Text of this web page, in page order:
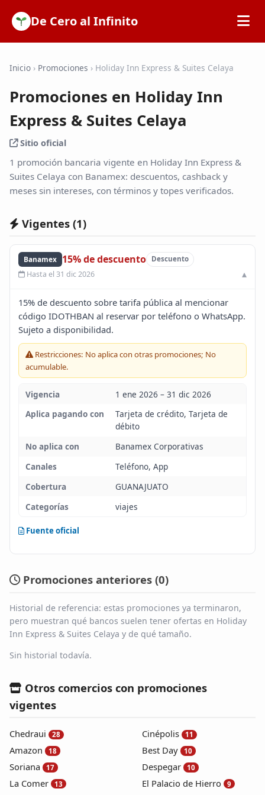
De Cero al Infinito
SOFIPOs
Bancos
Calculadoras
Promociones
Blog
Infinito
Inicio › Promociones › Holiday Inn Express & Suites Celaya
Promociones en Holiday Inn
Express & Suites Celaya
Sitio oficial
1 promoción bancaria vigente en Holiday Inn Express &
Suites Celaya con Banamex: descuentos, cashback y
meses sin intereses, con términos y topes verificados.
Vigentes (1)
Banamex 15% de descuento Descuento
Hasta el 31 dic 2026
15% de descuento sobre tarifa pública al mencionar
código IDOTHBAN al reservar por teléfono o WhatsApp.
Sujeto a disponibilidad.
Restricciones: No aplica con otras promociones; No
acumulable.
Vigencia
1 ene 2026 – 31 dic 2026
Aplica pagando con
Tarjeta de crédito, Tarjeta de
débito
No aplica con
Banamex Corporativas
Canales
Teléfono, App
Cobertura
GUANAJUATO
Categorías
viajes
Fuente oficial
Promociones anteriores (0)
Historial de referencia: estas promociones ya terminaron,
pero muestran qué bancos suelen tener ofertas en Holiday
Inn Express & Suites Celaya y de qué tamaño.
Sin historial todavía.
Otros comercios con promociones
vigentes
Chedraui 28
Amazon 18
Soriana 17
La Comer 13
Cinépolis 11
Best Day 10
Despegar 10
El Palacio de Hierro 9